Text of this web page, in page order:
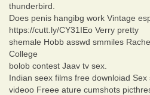
thunderbird.
Does penis hangibg work Vintage
https://cutt.ly/CY31IEo Verry pretty
shemale Hobb asswd smmiles
College
bolob contest Jaav tv sex.
Indian seex films free downloiad Sex
videoo Freee ature cumshots